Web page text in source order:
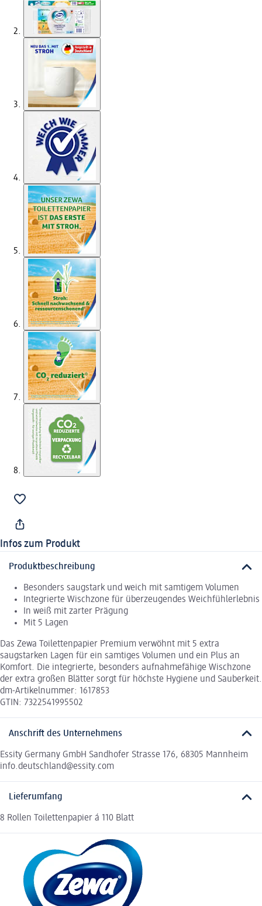
Infos zum Produkt
Produktbeschreibung
Besonders saugstark und weich mit samtigem Volumen
Integrierte Wischzone für überzeugendes Weichfühlerlebnis
In weiß mit zarter Prägung
Mit 5 Lagen
Das Zewa Toilettenpapier Premium verwöhnt mit 5 extra
saugstarken Lagen für ein samtiges Volumen und ein Plus an
Komfort. Die integrierte, besonders aufnahmefähige Wischzone
der extra großen Blätter sorgt für höchste Hygiene und Sauberkeit.
dm-Artikelnummer: 1617853
GTIN: 7322541995502
Anschrift des Unternehmens
Essity Germany GmbH Sandhofer Strasse 176, 68305 Mannheim
info.deutschland@essity.com
Lieferumfang
8 Rollen Toilettenpapier á 110 Blatt